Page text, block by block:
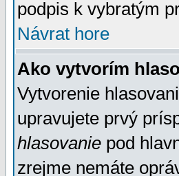
podpis k vybratým
Návrat hore
Ako vytvorím
Vytvorenie
upravujete prvý
hlasovanie pod
zrejme nemáte